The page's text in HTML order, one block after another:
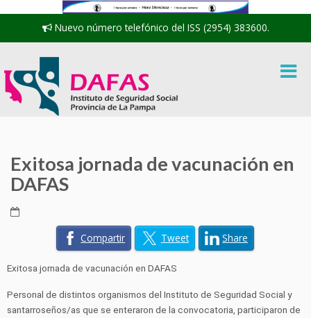
Nuevo número telefónico del ISS (2954) 383600.
Exitosa jornada de vacunación en
DAFAS
Compartir Tweet Share
Exitosa jornada de vacunación en DAFAS
Personal de distintos organismos del Instituto de Seguridad Social y
santarroseños/as que se enteraron de la convocatoria, participaron de